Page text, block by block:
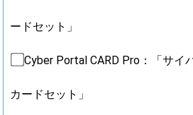
ードセット」
Cyber Portal CARD Pro：「サ
カードセット」